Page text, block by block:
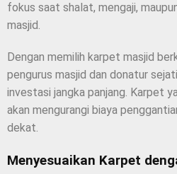
fokus saat shalat, mengaji,
masjid.
Dengan memilih karpet masjid
pengurus masjid dan donatur
investasi jangka panjang. Karpet
akan mengurangi biaya
dekat.
Menyesuaikan Karpet